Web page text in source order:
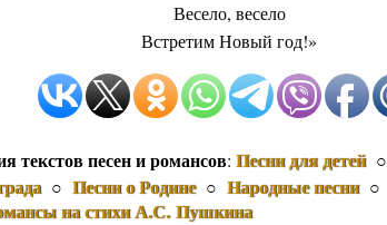
Весело, весело
Встретим Новый год!»
текстов песен и романсов: Песни для детей○
○ Песни о Родине○ Народные песни○
на стихи А.С. Пушкина